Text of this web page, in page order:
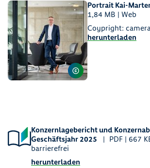
Portrait Kai-
1,84 MB | Web
Coypright:
herunterladen
Konzernlagebericht und
Geschäftsjahr 2025
PDF | 667
barrierefrei
herunterladen